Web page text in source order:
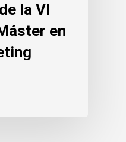
la VI
en